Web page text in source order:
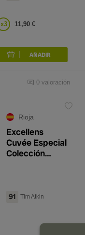
x3 11,90 €
0 valoración
Rioja
Excellens
Cuvée Especial
Colección
91 Tim Atkin